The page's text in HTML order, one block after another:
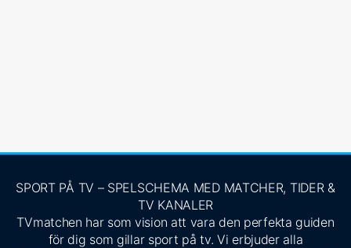
SPORT PÅ TV – SPELSCHEMA MED MATCHER, TIDER &
TV KANALER
TVmatchen har som vision att vara den perfekta guiden
för dig som gillar sport på tv. Vi erbjuder alla